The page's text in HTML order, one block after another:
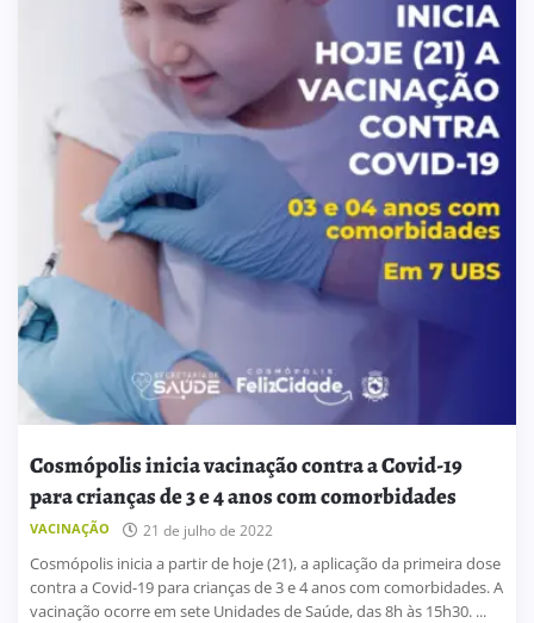
Cosmópolis inicia vacinação contra a Covid-19
para crianças de 3 e 4 anos com comorbidades
VACINAÇÃO 21 de julho de 2022
Cosmópolis inicia a partir de hoje (21), a aplicação da primeira dose
contra a Covid-19 para crianças de 3 e 4 anos com comorbidades. A
vacinação ocorre em sete Unidades de Saúde, das 8h às 15h30. ...